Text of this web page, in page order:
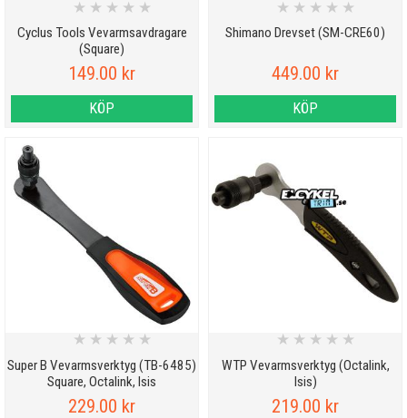
Cyclus Tools Vevarmsavdragare
(Square)
★ ★ ★ ★ ★
149.00 kr
KÖP
Shimano Drevset (SM-CRE60)
★ ★ ★ ★ ★
449.00 kr
KÖP
Super B Vevarmsverktyg (TB-6485)
Square, Octalink, Isis
★ ★ ★ ★ ★
229.00 kr
WTP Vevarmsverktyg (Octalink,
Isis)
★ ★ ★ ★ ★
219.00 kr